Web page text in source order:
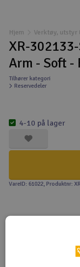
Droner
Droner for
Fly
Helikopter
Motor &
Hjem Verktøy, utstyr
XR-
Arm - Soft -
Tilhører kategori
Reservedeler
4-10 på lager
VareID: 61022, Produktnr: